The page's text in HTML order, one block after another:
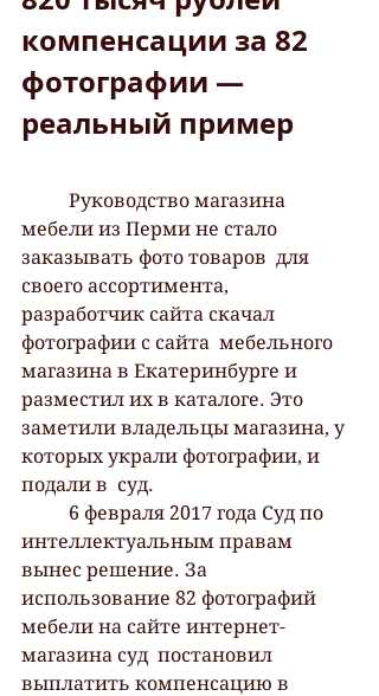
компенсации за 82
фотографии —
реальный пример
мебели из Перми не стало
заказывать фото товаров  для
своего ассортимента,
разработчик сайта скачал
фотографии с сайта  мебельного
магазина в Екатеринбурге и
разместил их в каталоге. Это
заметили владельцы магазина, у
которых украли фотографии, и
подали в  суд.
интеллектуальным правам
вынес решение. За
использование 82 фотографий
мебели на сайте интернет-
магазина суд  постановил
выплатить компенсацию в